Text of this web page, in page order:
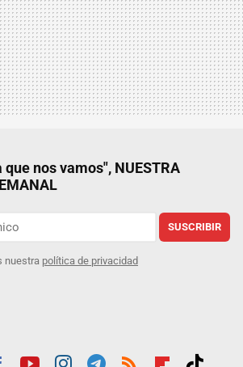
que nos vamos", NUESTRA
SUSCRIBIR
nuestra política de privacidad